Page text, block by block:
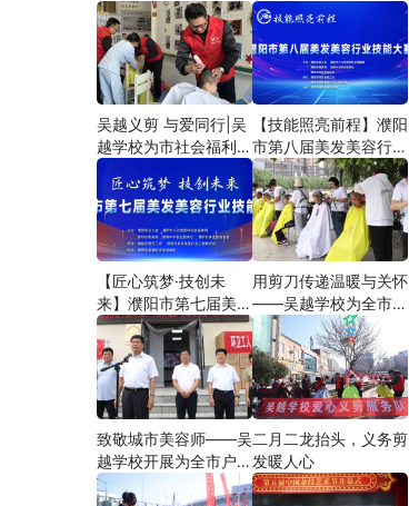
学校2026年学员学习
成果汇报会圆满成功！
心——义务剪发情暖户
外劳动者
吴越义剪 与爱同行|吴
越学校为市社会福利院
爱心义剪
【技能照亮前程】濮阳
市第八届美发美容行业
技能大赛圆满闭幕
【匠心筑梦·技创未
来】濮阳市第七届美发
美容行业技能大赛在市
工人文化宫隆重举行
用剪刀传递温暖与关怀
——吴越学校为全市户
外劳动者爱心义剪
致敬城市美容师——吴
越学校开展为全市户外
劳动者爱心义剪活动
二月二龙抬头，义务剪
发暖人心